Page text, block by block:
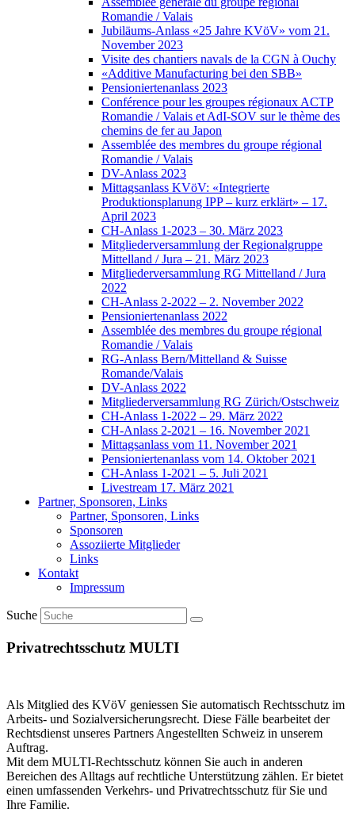
Romandie / Valais
Jubiläums-Anlass «25 Jahre KVöV» vom 21.
November 2023
Visite des chantiers navals de la CGN à Ouchy
«Additive Manufacturing bei den SBB»
Pensioniertenanlass 2023
Conférence pour les groupes régionaux ACTP
Romandie / Valais et AdI-SOV sur le thème des
chemins de fer au Japon
Assemblée des membres du groupe régional
Romandie / Valais
DV-Anlass 2023
Mittagsanlass KVöV: «Integrierte
Produktionsplanung IPP – kurz erklärt» – 17.
April 2023
CH-Anlass 1-2023 – 30. März 2023
Mitgliederversammlung der Regionalgruppe
Mittelland / Jura – 21. März 2023
Mitgliederversammlung RG Mittelland / Jura
2022
CH-Anlass 2-2022 – 2. November 2022
Pensioniertenanlass 2022
Assemblée des membres du groupe régional
Romandie / Valais
RG-Anlass Bern/Mittelland & Suisse
Romande/Valais
DV-Anlass 2022
Mitgliederversammlung RG Zürich/Ostschweiz
CH-Anlass 1-2022 – 29. März 2022
CH-Anlass 2-2021 – 16. November 2021
Mittagsanlass vom 11. November 2021
Pensioniertenanlass vom 14. Oktober 2021
CH-Anlass 1-2021 – 5. Juli 2021
Livestream 17. März 2021
Partner, Sponsoren, Links
Partner, Sponsoren, Links
Sponsoren
Assoziierte Mitglieder
Links
Kontakt
Impressum
Suche
Privatrechtsschutz MULTI
Als Mitglied des KVöV geniessen Sie automatisch Rechtsschutz im
Arbeits- und Sozialversicherungsrecht. Diese Fälle bearbeitet der
Rechtsdienst unseres Partners Angestellten Schweiz in unserem
Auftrag.
Mit dem MULTI-Rechtsschutz können Sie auch in anderen
Bereichen des Alltags auf rechtliche Unterstützung zählen. Er bietet
einen umfassenden Verkehrs- und Privatrechtsschutz für Sie und
Ihre Familie.